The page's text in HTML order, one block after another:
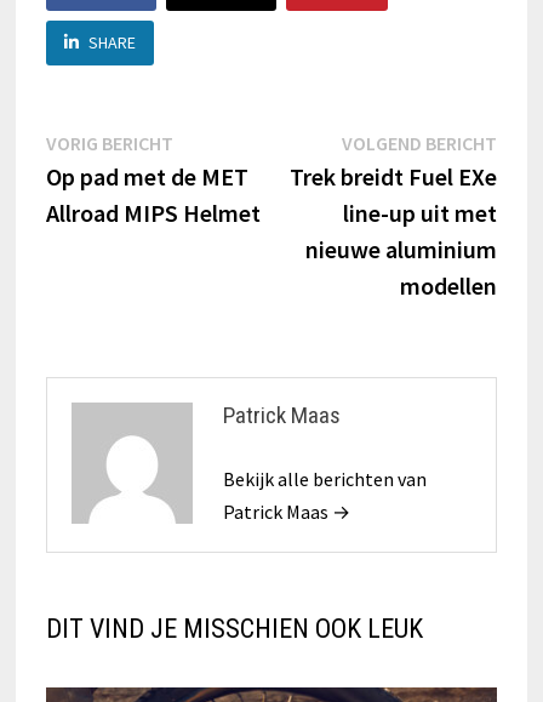
SHARE
Berichtnavigatie
VORIG BERICHTVorig
bericht:
Op pad met de MET
Allroad MIPS Helmet
VOLGEND BERICHT
Trek breidt Fuel EXe
line-up uit met
nieuwe aluminium
modellen
Patrick Maas
Bekijk alle berichten van
Patrick Maas →
DIT VIND JE MISSCHIEN OOK LEUK